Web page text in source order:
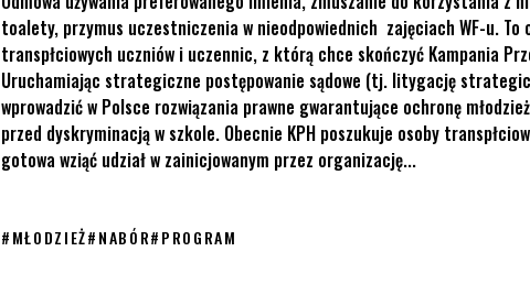
toalety, przymus uczestniczenia w nieodpowiednich zajęciach WF-u. To
transpłciowych uczniów i uczennic, z którą chce skończyć Kampania
Uruchamiając strategiczne postępowanie sądowe (tj. litygację
wprowadzić w Polsce rozwiązania prawne gwarantujące ochronę
przed dyskryminacją w szkole. Obecnie KPH poszukuje osoby
gotowa wziąć udział w zainicjowanym przez organizację...
#MŁODZIEŻ#NABÓR#PROGRAM